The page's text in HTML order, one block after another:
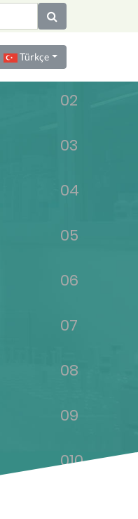
Türkçe
03
04
05
06
07
08
09
010